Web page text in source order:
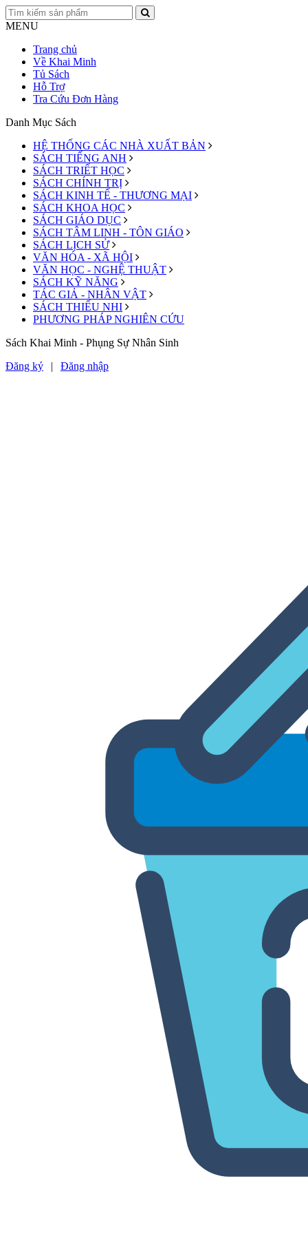
MENU
Trang chủ
Về Khai Minh
Tủ Sách
Hỗ Trợ
Tra Cứu Đơn Hàng
Danh Mục Sách
HỆ THỐNG CÁC NHÀ XUẤT BẢN
SÁCH TIẾNG ANH
SÁCH TRIẾT HỌC
SÁCH CHÍNH TRỊ
SÁCH KINH TẾ - THƯƠNG MẠI
SÁCH KHOA HỌC
SÁCH GIÁO DỤC
SÁCH TÂM LINH - TÔN GIÁO
SÁCH LỊCH SỬ
VĂN HÓA - XÃ HỘI
VĂN HỌC - NGHỆ THUẬT
SÁCH KỸ NĂNG
TÁC GIẢ - NHÂN VẬT
SÁCH THIẾU NHI
PHƯƠNG PHÁP NGHIÊN CỨU
Sách Khai Minh - Phụng Sự Nhân Sinh
Đăng ký
| Đăng nhập